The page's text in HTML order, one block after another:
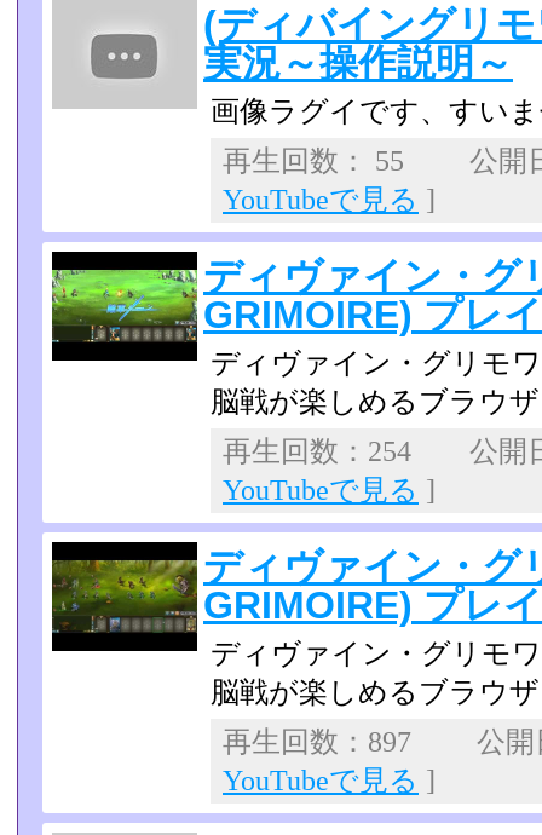
(ディバイングリ
実況～操作説明～
画像ラグイです、すい
再生回数： 55 公開
YouTubeで見る ]
ディヴァイン・グ
GRIMOIRE) プレ
ディヴァイン・グリモ
脳戦が楽しめるブラウ
再生回数：254 公開
YouTubeで見る ]
ディヴァイン・グ
GRIMOIRE) プレ
ディヴァイン・グリモ
脳戦が楽しめるブラウ
再生回数：897 公
YouTubeで見る ]